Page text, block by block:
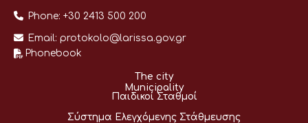
Phone: +30 2413 500 200
Email: protokolo@larissa.gov.gr
Phonebook
The city
Municipality
Παιδικοί Σταθμοί
Σύστημα Ελεγχόμενης Στάθμευσης